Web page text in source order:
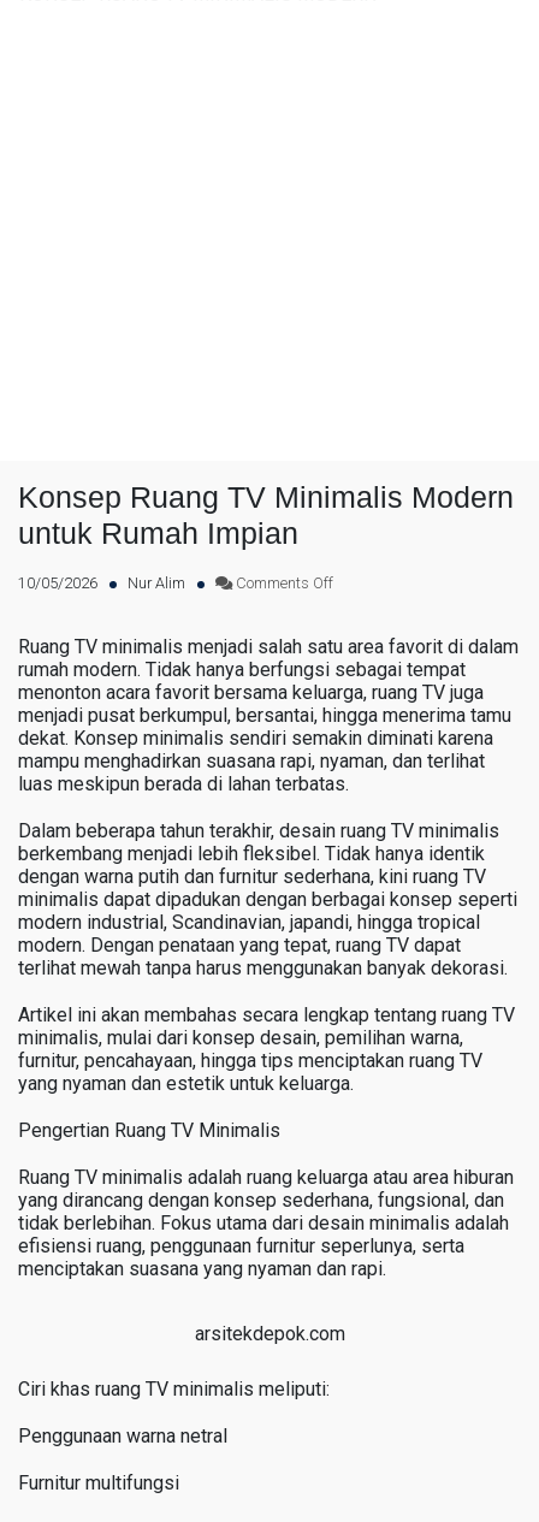
Konsep Ruang TV Minimalis Modern
untuk Rumah Impian
10/05/2026 Nur Alim Comments Offon
Ruang
TV
Minimalis
Modern
untuk
Rumah
Ruang TV minimalis menjadi salah satu area favorit di dalam
rumah modern. Tidak hanya berfungsi sebagai tempat
menonton acara favorit bersama keluarga, ruang TV juga
menjadi pusat berkumpul, bersantai, hingga menerima tamu
dekat. Konsep minimalis sendiri semakin diminati karena
mampu menghadirkan suasana rapi, nyaman, dan terlihat
luas meskipun berada di lahan terbatas.
Dalam beberapa tahun terakhir, desain ruang TV minimalis
berkembang menjadi lebih fleksibel. Tidak hanya identik
dengan warna putih dan furnitur sederhana, kini ruang TV
minimalis dapat dipadukan dengan berbagai konsep seperti
modern industrial, Scandinavian, japandi, hingga tropical
modern. Dengan penataan yang tepat, ruang TV dapat
terlihat mewah tanpa harus menggunakan banyak dekorasi.
Artikel ini akan membahas secara lengkap tentang ruang TV
minimalis, mulai dari konsep desain, pemilihan warna,
furnitur, pencahayaan, hingga tips menciptakan ruang TV
yang nyaman dan estetik untuk keluarga.
Pengertian Ruang TV Minimalis
Ruang TV minimalis adalah ruang keluarga atau area hiburan
yang dirancang dengan konsep sederhana, fungsional, dan
tidak berlebihan. Fokus utama dari desain minimalis adalah
efisiensi ruang, penggunaan furnitur seperlunya, serta
menciptakan suasana yang nyaman dan rapi.
arsitekdepok.com
Ciri khas ruang TV minimalis meliputi:
Penggunaan warna netral
Furnitur multifungsi